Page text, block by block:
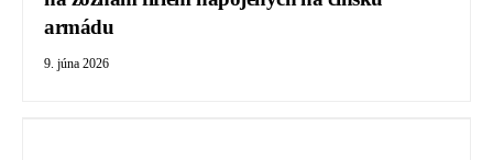
armádu
9. júna 2026